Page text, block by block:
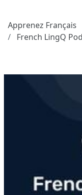
Apprenez Français
French LingQ